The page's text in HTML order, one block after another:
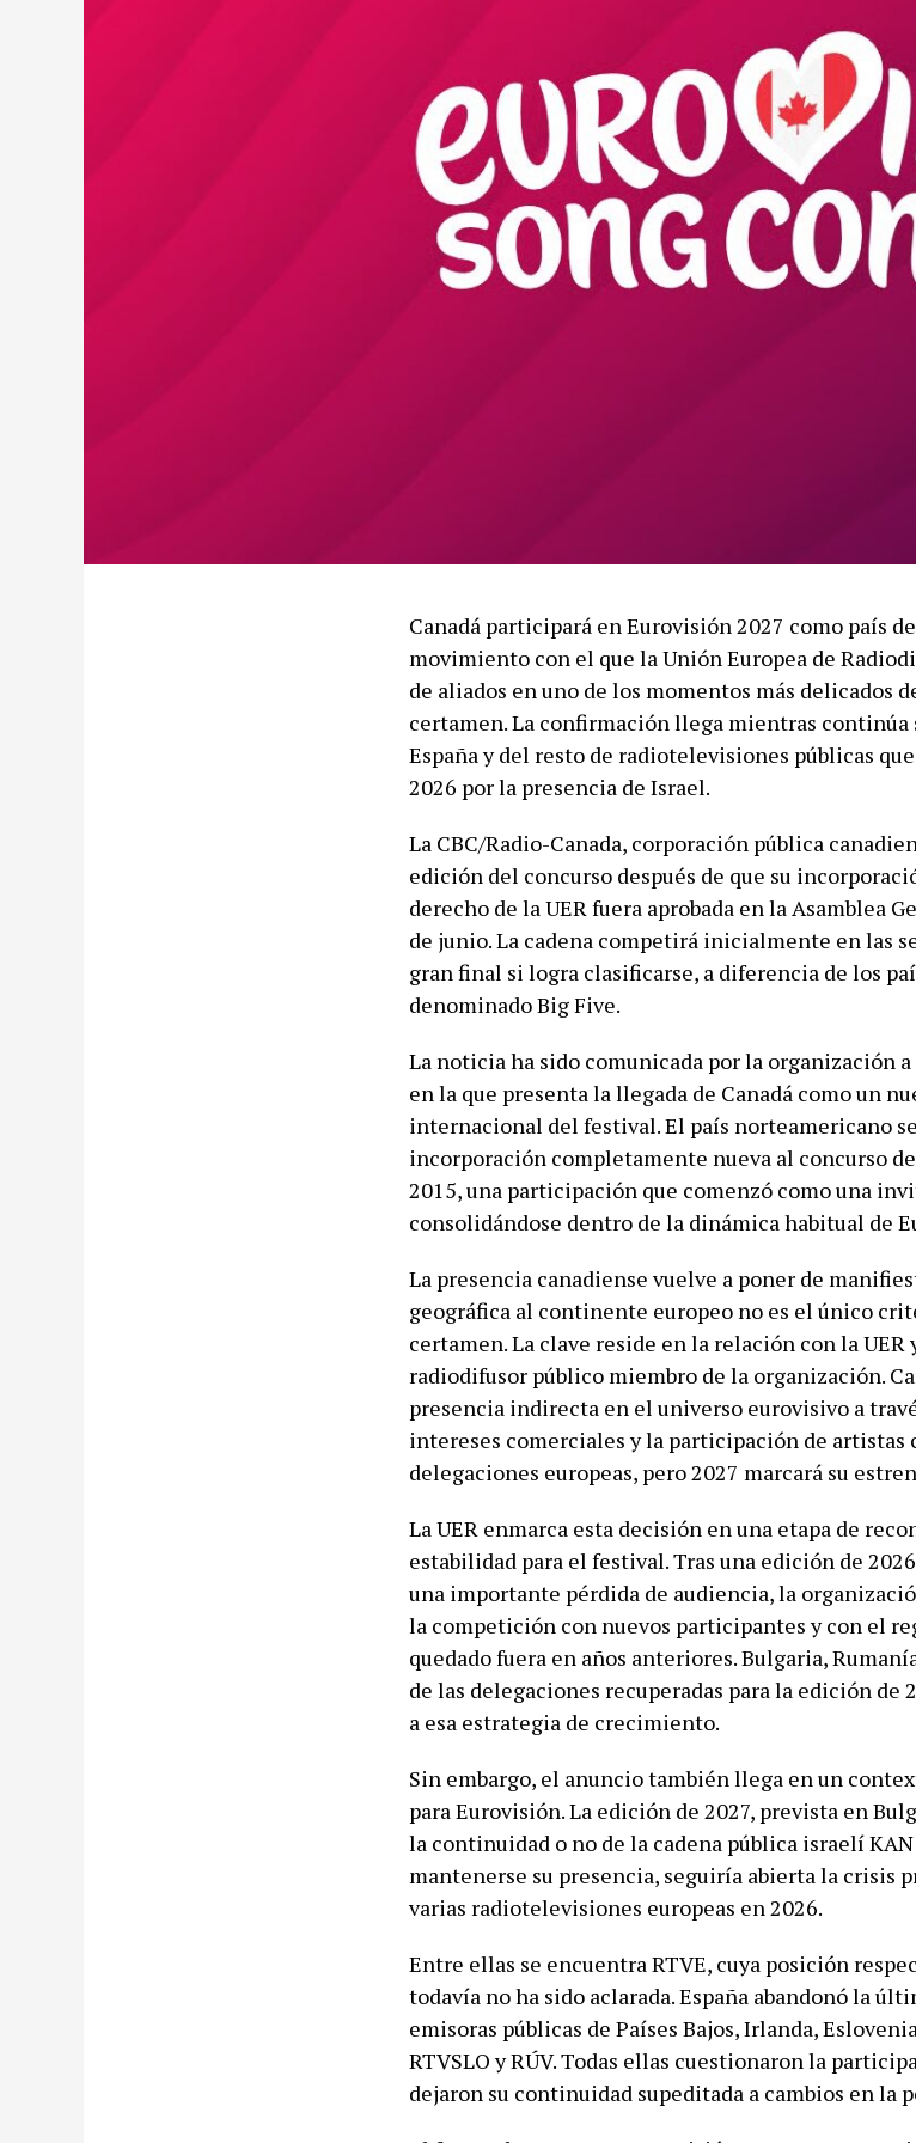
Canadá participará en Eurovisión 2027 como país
movimiento con el que la Unión Europea de
de aliados en uno de los momentos más delicados
certamen. La confirmación llega mientras
España y del resto de radiotelevisiones públicas
2026 por la presencia de Israel.
La CBC/Radio-Canada, corporación pública
edición del concurso después de que su
derecho de la UER fuera aprobada en la Asamblea
de junio. La cadena competirá inicialmente en las
gran final si logra clasificarse, a diferencia de los
denominado Big Five.
La noticia ha sido comunicada por la organización
en la que presenta la llegada de Canadá como un
internacional del festival. El país norteamericano
incorporación completamente nueva al concurso
2015, una participación que comenzó como una
consolidándose dentro de la dinámica habitual de
La presencia canadiense vuelve a poner de
geográfica al continente europeo no es el único
certamen. La clave reside en la relación con la
radiodifusor público miembro de la organización.
presencia indirecta en el universo eurovisivo a
intereses comerciales y la participación de artistas
delegaciones europeas, pero 2027 marcará su
La UER enmarca esta decisión en una etapa de
estabilidad para el festival. Tras una edición de
una importante pérdida de audiencia, la
la competición con nuevos participantes y con el
quedado fuera en años anteriores. Bulgaria,
de las delegaciones recuperadas para la edición de
a esa estrategia de crecimiento.
Sin embargo, el anuncio también llega en un
para Eurovisión. La edición de 2027, prevista en
la continuidad o no de la cadena pública israelí
mantenerse su presencia, seguiría abierta la crisis
varias radiotelevisiones europeas en 2026.
Entre ellas se encuentra RTVE, cuya posición
todavía no ha sido aclarada. España abandonó la
emisoras públicas de Países Bajos, Irlanda,
RTVSLO y RÚV. Todas ellas cuestionaron la
dejaron su continuidad supeditada a cambios en la